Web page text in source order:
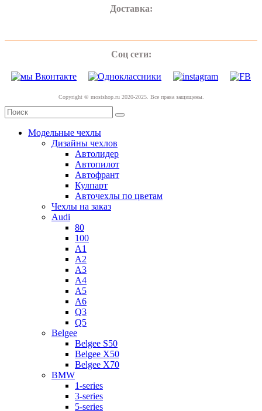
Доставка:
Соц сети:
Copyright © mostshop.ru 2020-2025. Все права защищены.
Модельные чехлы
Дизайны чехлов
Автолидер
Автопилот
Автофрант
Кулпарт
Авточехлы по цветам
Чехлы на заказ
Audi
80
100
A1
A2
A3
A4
A5
A6
Q3
Q5
Belgee
Belgee S50
Belgee X50
Belgee X70
BMW
1-series
3-series
5-series